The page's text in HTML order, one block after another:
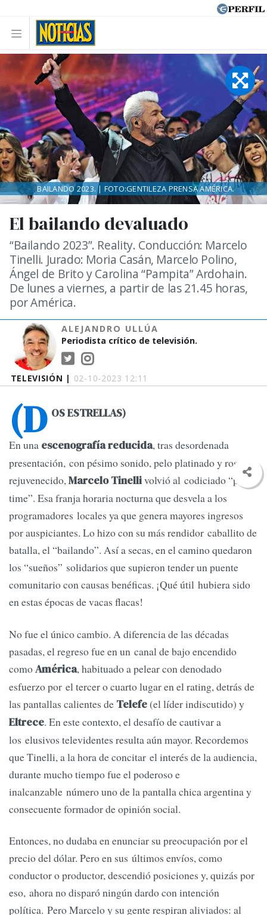
TELEVISIÓN | 02-10-2023 12:11
El bailando devaluado
“Bailando 2023”. Reality. Conducción: Marcelo
Tinelli. Jurado: Moria Casán, Marcelo Polino,
Ángel de Brito y Carolina “Pampita” Ardohain.
De lunes a viernes, a partir de las 21.45 horas,
por América.
ALEJANDRO ULLÚA
Periodista crítico de televisión.
BAILANDO 2023. | FOTO:GENTILEZA PRENSA AMÉRICA.
(D OS ESTRELLAS)
En una escenografía reducida, tras desordenada
presentación, con pésimo sonido, pelo platinado y rostro
rejuvenecido,Marcelo Tinellivolvió al codiciado “prime
time”. Esa franja horaria nocturna que desvela a los
programadores locales ya que genera mayores ingresos
por auspiciantes. Lo hizo con su más rendidor caballito de
batalla, el “bailando”. Así a secas, en el camino quedaron
los “sueños” solidarios que supieron tender un puente
comunitario con causas benéficas. ¡Qué útil hubiera sido
en estas épocas de vacas flacas!
No fue el único cambio. A diferencia de las décadas
pasadas, el regreso fue en un canal de bajo encendido
comoAmérica, habituado a pelear con denodado
esfuerzo por el tercer o cuarto lugar en el rating, detrás de
las pantallas calientes de Telefe(el líder indiscutido) y
Eltrece. En este contexto, el desafío de cautivar a
los elusivos televidentes resulta aún mayor. Recordemos
que Tinelli, a la hora de concitar el interés de la audiencia,
durante mucho tiempo fue el poderoso e
inalcanzable número uno de la pantalla chica argentina y
consecuente formador de opinión social.
Entonces, no dudaba en enunciar su preocupación por el
precio del dólar. Pero en sus últimos envíos, como
conductor o productor, descendió posiciones y, quizás por
eso, ahora no disparó ningún dardo con intención
política. Pero Marcelo y su gente respiran aliviados: al